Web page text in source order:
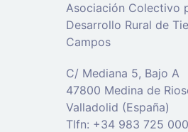
Asociación Colectivo
Desarrollo Rural de
Campos
C/ Mediana 5, Bajo A
47800 Medina de
Valladolid (España)
Tlfn: +34 983 725 000